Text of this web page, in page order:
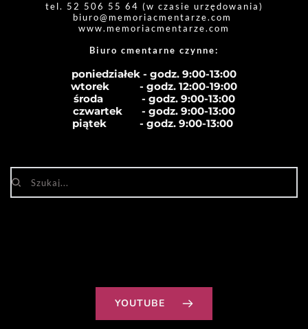
tel. 52 506 55 64 (w czasie urzędowania)
biuro@memoriacmentarze.com
www.memoriacmentarze.com
Biuro cmentarne czynne:
poniedziałek - godz. 9:00-13:00
wtorek           - godz. 12:00-19:00
środa              - godz. 9:00-13:00
czwartek       - godz. 9:00-13:00
piątek            - godz. 9:00-13:00
YOUTUBE